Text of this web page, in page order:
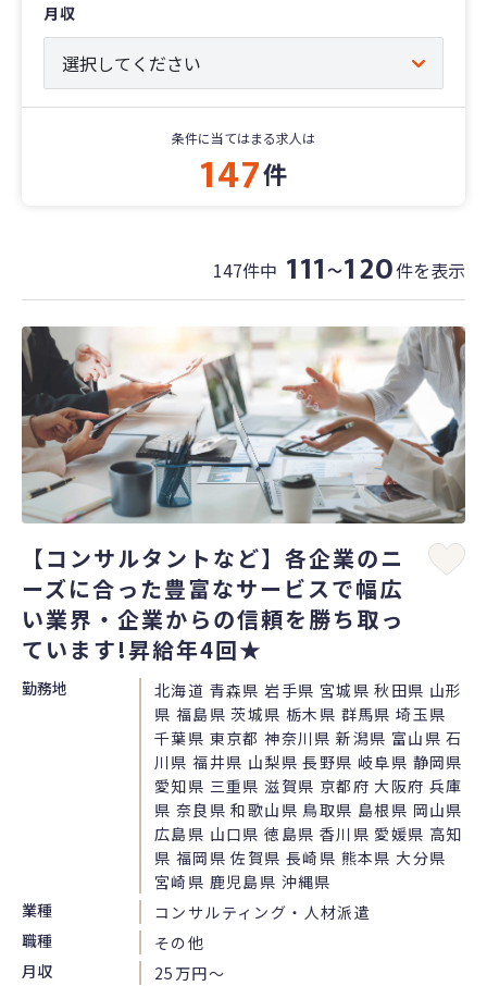
月収
条件に当てはまる求人は
147件
147件中 111〜120件を表示
【コンサルタントなど】各企業のニ
ーズに合った豊富なサービスで幅広
い業界・企業からの信頼を勝ち取っ
ています!昇給年4回★
勤務地
北海道 青森県 岩手県 宮城県 秋田県 山形
県 福島県 茨城県 栃木県 群馬県 埼玉県
千葉県 東京都 神奈川県 新潟県 富山県 石
川県 福井県 山梨県 長野県 岐阜県 静岡県
愛知県 三重県 滋賀県 京都府 大阪府 兵庫
県 奈良県 和歌山県 鳥取県 島根県 岡山県
広島県 山口県 徳島県 香川県 愛媛県 高知
県 福岡県 佐賀県 長崎県 熊本県 大分県
宮崎県 鹿児島県 沖縄県
業種
コンサルティング・人材派遣
職種
その他
月収
25万円〜